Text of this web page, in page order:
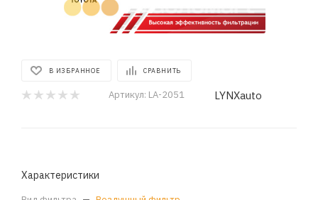
В ИЗБРАННОЕ СРАВНИТЬ
Артикул: LA-2051 LYNXauto
Характеристики